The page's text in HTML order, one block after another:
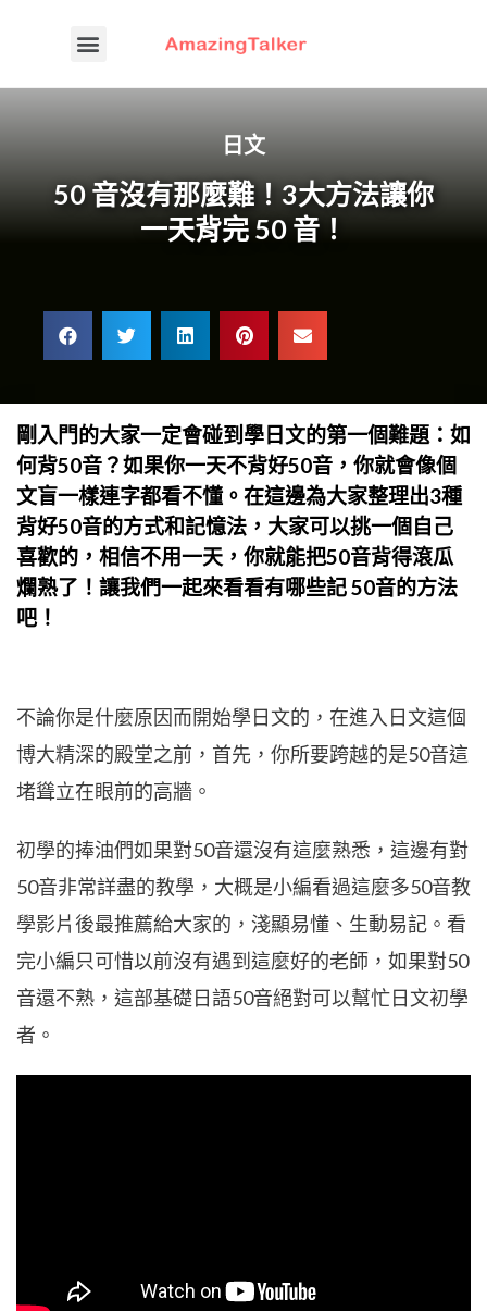
日文
50 音沒有那麼難！3大方法讓你
一天背完 50 音！
剛入門的大家一定會碰到學日文的第一個難題：如
何背50音？如果你一天不背好50音，你就會像個
文盲一樣連字都看不懂。在這邊為大家整理出3種
背好50音的方式和記憶法，大家可以挑一個自己
喜歡的，相信不用一天，你就能把50音背得滾瓜
爛熟了！讓我們一起來看看有哪些記 50音的方法
吧！
不論你是什麼原因而開始學日文的，在進入日文這個
博大精深的殿堂之前，首先，你所要跨越的是50音這
堵聳立在眼前的高牆。
初學的捧油們如果對50音還沒有這麼熟悉，這邊有對
50音非常詳盡的教學，大概是小編看過這麼多50音教
學影片後最推薦給大家的，淺顯易懂、生動易記。看
完小編只可惜以前沒有遇到這麼好的老師，如果對50
音還不熟，這部基礎日語50音絕對可以幫忙日文初學
者。